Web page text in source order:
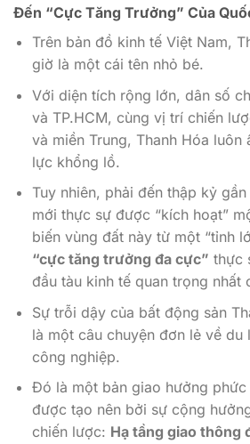
Đến “Cực Tăng Trưởng” Của
Trên bản đồ kinh tế Việt Nam,
giờ là một cái tên nhỏ bé.
Với diện tích rộng lớn, dân số
và TP.HCM, cùng vị trí chiến
và miền Trung, Thanh Hóa luôn
lực khổng lồ.
Tuy nhiên, phải đến thập kỷ
mới thực sự được “kích hoạt”
biến vùng đất này từ một “tỉnh
“cực tăng trưởng đa cực” thực
đầu tàu kinh tế quan trọng nhất
Sự trỗi dậy của bất động sản
là một câu chuyện đơn lẻ về du
công nghiệp.
Đó là một bản giao hưởng phức
được tạo nên bởi sự cộng
chiến lược: Hạ tầng giao thông